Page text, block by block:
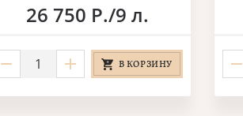
26 750 Р./9 л.
В КОРЗИНУ